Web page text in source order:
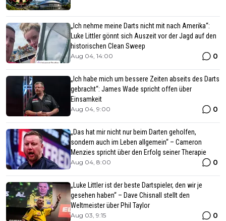
„Ich nehme meine Darts nicht mit nach Amerika“:
Luke Littler gönnt sich Auszeit vor der Jagd auf den
historischen Clean Sweep
Aug 04, 14:00 0
„Ich habe mich um bessere Zeiten abseits des Darts
gebracht“: James Wade spricht offen über
Einsamkeit
Aug 04, 9:00 0
„Das hat mir nicht nur beim Darten geholfen,
sondern auch im Leben allgemein“ – Cameron
Menzies spricht über den Erfolg seiner Therapie
Aug 04, 8:00 0
„Luke Littler ist der beste Dartspieler, den wir je
gesehen haben“ – Dave Chisnall stellt den
Weltmeister über Phil Taylor
Aug 03, 9:15 0